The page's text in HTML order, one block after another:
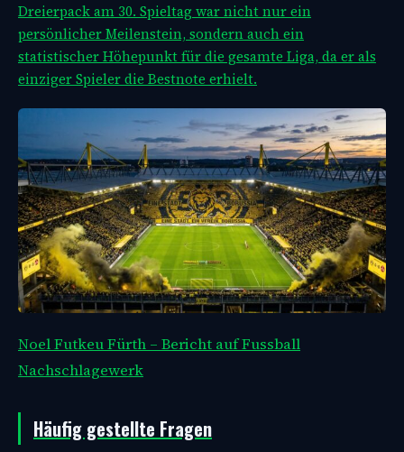
Dreierpack am 30. Spieltag war nicht nur ein
persönlicher Meilenstein, sondern auch ein
statistischer Höhepunkt für die gesamte Liga, da er als
einziger Spieler die Bestnote erhielt.
Noel Futkeu Fürth – Bericht auf Fussball
Nachschlagewerk
Häufig gestellte Fragen